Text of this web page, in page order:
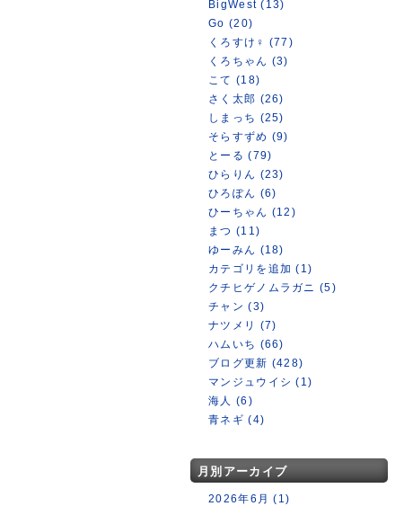
BigWest (13)
Go (20)
くろすけ♀ (77)
くろちゃん (3)
こて (18)
さく太郎 (26)
しまっち (25)
そらすずめ (9)
とーる (79)
ひらりん (23)
ひろぽん (6)
ひーちゃん (12)
まつ (11)
ゆーみん (18)
カテゴリを追加 (1)
クチヒゲノムラガニ (5)
チャン (3)
ナツメリ (7)
ハムいち (66)
ブログ更新 (428)
マンジュウイシ (1)
海人 (6)
青ネギ (4)
月別アーカイブ
2026年6月 (1)